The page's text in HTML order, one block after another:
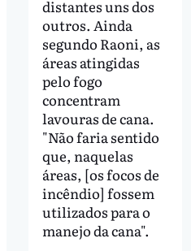
distantes uns dos
outros. Ainda
segundo Raoni, as
áreas atingidas
pelo fogo
concentram
lavouras de cana.
"Não faria sentido
que, naquelas
áreas, [os focos de
incêndio] fossem
utilizados para o
manejo da cana".